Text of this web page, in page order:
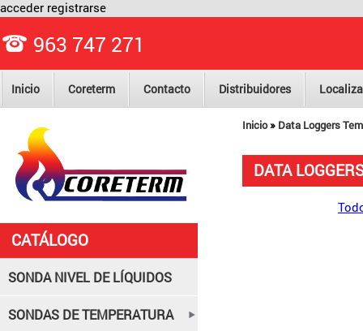
963 747 271
acceder registrarse
Inicio Coreterm Contacto Distribuidores
Inicio» Data Loggers
DATA
CATÁLOGO
SONDA NIVEL DE LÍQUIDOS
SONDAS DE TEMPERATURA